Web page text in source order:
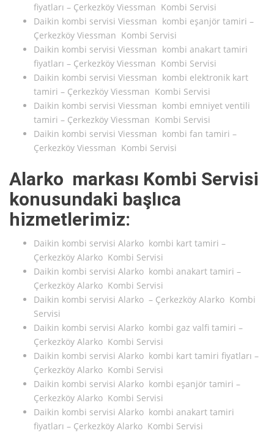
fiyatları – Çerkezköy Viessman Kombi Servisi
Daikin kombi servisi Viessman kombi eşanjör tamiri –
Çerkezköy Viessman Kombi Servisi
Daikin kombi servisi Viessman kombi anakart tamiri
fiyatları – Çerkezköy Viessman Kombi Servisi
Daikin kombi servisi Viessman kombi elektronik kart
tamiri – Çerkezköy Viessman Kombi Servisi
Daikin kombi servisi Viessman kombi emniyet ventili
tamiri – Çerkezköy Viessman Kombi Servisi
Daikin kombi servisi Viessman kombi fan tamiri –
Çerkezköy Viessman Kombi Servisi
Alarko markası Kombi Servisi
konusundaki başlıca
hizmetlerimiz:
Daikin kombi servisi Alarko kombi kart tamiri –
Çerkezköy Alarko Kombi Servisi
Daikin kombi servisi Alarko kombi anakart tamiri –
Çerkezköy Alarko Kombi Servisi
Daikin kombi servisi Alarko – Çerkezköy Alarko Kombi
Servisi
Daikin kombi servisi Alarko kombi gaz valfi tamiri –
Çerkezköy Alarko Kombi Servisi
Daikin kombi servisi Alarko kombi kart tamiri fiyatları –
Çerkezköy Alarko Kombi Servisi
Daikin kombi servisi Alarko kombi eşanjör tamiri –
Çerkezköy Alarko Kombi Servisi
Daikin kombi servisi Alarko kombi anakart tamiri
fiyatları – Çerkezköy Alarko Kombi Servisi